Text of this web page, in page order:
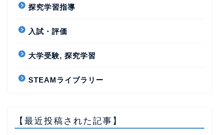
探究学習指導
入試・評価
大学受験, 探究学習
STEAMライブラリー
【最近投稿された記事】